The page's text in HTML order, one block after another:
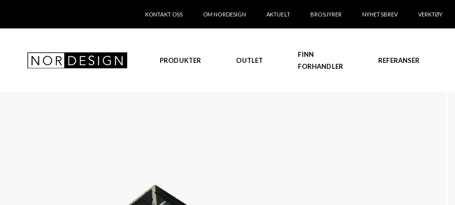
KONTAKT OSS OM NORDESIGN AKTUELT BROSJYRER NYHETSBREV VERKTØY
PRODUKTER OUTLET
FINN
FORHANDLER
REFERANSER